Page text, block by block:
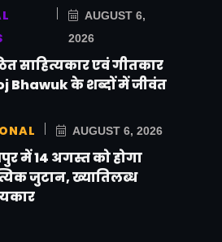
AUGUST 6,
2026
साहित्यकार एवं गीतकार
Bhawuk के शब्दों में जीवंत
AUGUST 6, 2026
में 14 अगस्त को होगा
जुटान, ख्यातिलब्ध